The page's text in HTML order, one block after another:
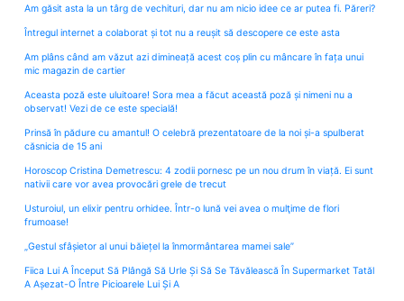
Am găsit asta la un târg de vechituri, dar nu am nicio idee ce ar putea fi. Păreri?
Întregul internet a colaborat și tot nu a reușit să descopere ce este asta
Am plâns când am văzut azi dimineață acest coș plin cu mâncare în fața unui
mic magazin de cartier
Aceasta poză este uluitoare! Sora mea a făcut această poză și nimeni nu a
observat! Vezi de ce este specială!
Prinsă în pădure cu amantul! O celebră prezentatoare de la noi și-a spulberat
căsnicia de 15 ani
Horoscop Cristina Demetrescu: 4 zodii pornesc pe un nou drum în viață. Ei sunt
nativii care vor avea provocări grele de trecut
Usturoiul, un elixir pentru orhidee. Într-o lună vei avea o mulţime de flori
frumoase!
„Gestul sfâșietor al unui băiețel la înmormântarea mamei sale”
Fiica Lui A Început Să Plângă Să Urle Și Să Se Tăvălească În Supermarket Tatăl
A Așezat-O Între Picioarele Lui Și A